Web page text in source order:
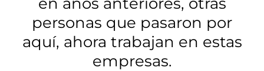
personas que pasaron por
aquí, ahora trabajan en estas
empresas.